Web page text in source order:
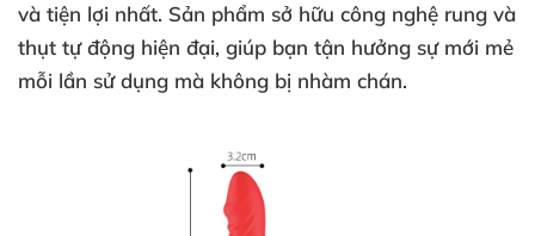
và tiện lợi nhất. Sản phẩm sở hữu công nghệ rung và
thụt tự động hiện đại, giúp bạn tận hưởng sự mới mẻ
mỗi lần sử dụng mà không bị nhàm chán.